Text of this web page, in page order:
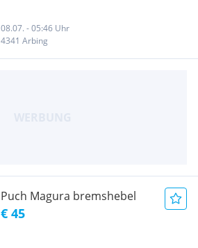
08.07. - 05:46 Uhr
4341 Arbing
Puch Magura bremshebel
€ 45